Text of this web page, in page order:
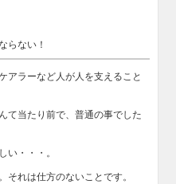
らない！
アラーなど人が人を支えること
て当たり前で、普通の事でした
い・・・。
それは仕方のないことです。